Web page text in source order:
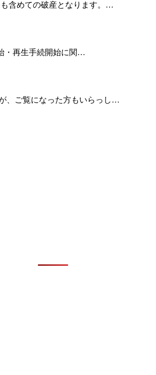
含めての破産となります。…
・再生手続開始に関…
、ご覧になった方もいらっし…